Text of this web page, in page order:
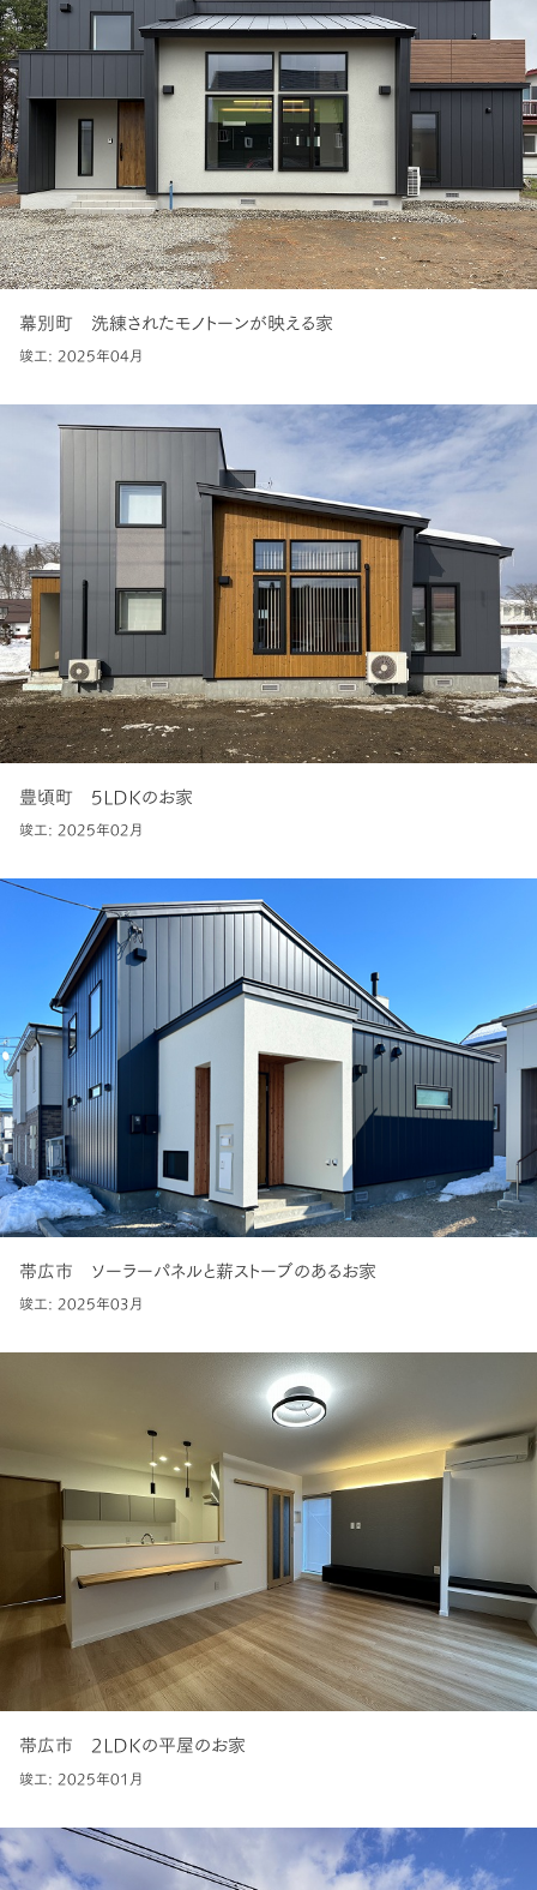
幕別町 洗練されたモノトーンが映える家
竣工: 2025年04月
豊頃町 5LDKのお家
竣工: 2025年02月
帯広市 ソーラーパネルと薪ストーブのあるお家
竣工: 2025年03月
帯広市 2LDKの平屋のお家
竣工: 2025年01月